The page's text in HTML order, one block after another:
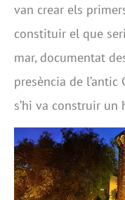
van crear els
constituir el que
mar, documentat
presència de l’antic
s’hi va construir un